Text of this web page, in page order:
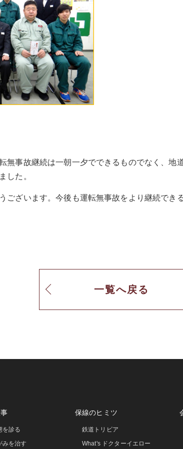
無事故継続は一朝一夕でできるものでなく、地
した。
ございます。今後も運転無事故をより継続でき
一覧へ戻る
を診る
みを治す
保線のヒミツ
鉄道トリビア
What's ドクターイエロー